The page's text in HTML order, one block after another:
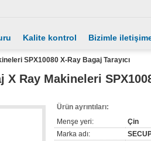
Kalite kontrol Bizimle
SPX10080 X-Ray Bagaj Tarayıcı
X Ray Makineleri
Ürün ayrıntıları:
Menşe yeri:
Çin
Marka adı: